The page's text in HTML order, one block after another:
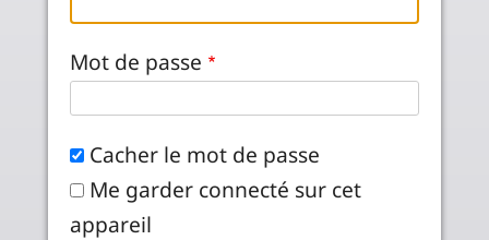
Mot de passe
Cacher le mot de passe
Me garder connecté sur cet
appareil